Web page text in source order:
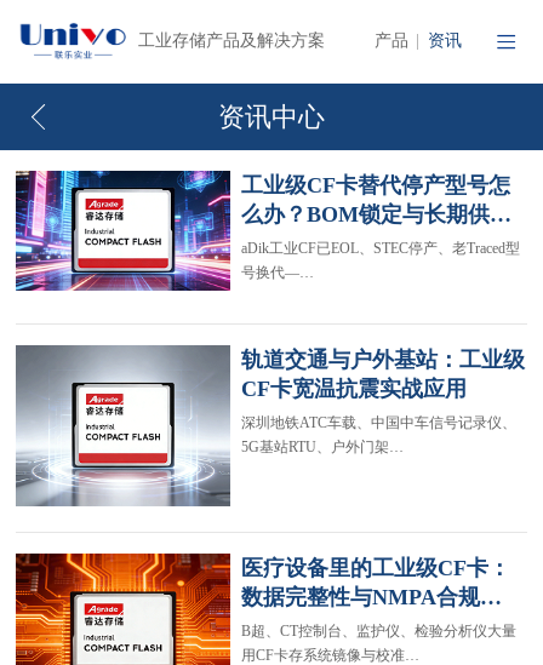
工业存储产品及解决方案 产品 资讯
资讯中心
工业级CF卡替代停产型号怎
么办？BOM锁定与长期供…
aDik工业CF已EOL、STEC停产、老Traced型
号换代—…
轨道交通与户外基站：工业级
CF卡宽温抗震实战应用
深圳地铁ATC车载、中国中车信号记录仪、
5G基站RTU、户外门架…
医疗设备里的工业级CF卡：
数据完整性与NMPA合规…
B超、CT控制台、监护仪、检验分析仪大量
用CF卡存系统镜像与校准…